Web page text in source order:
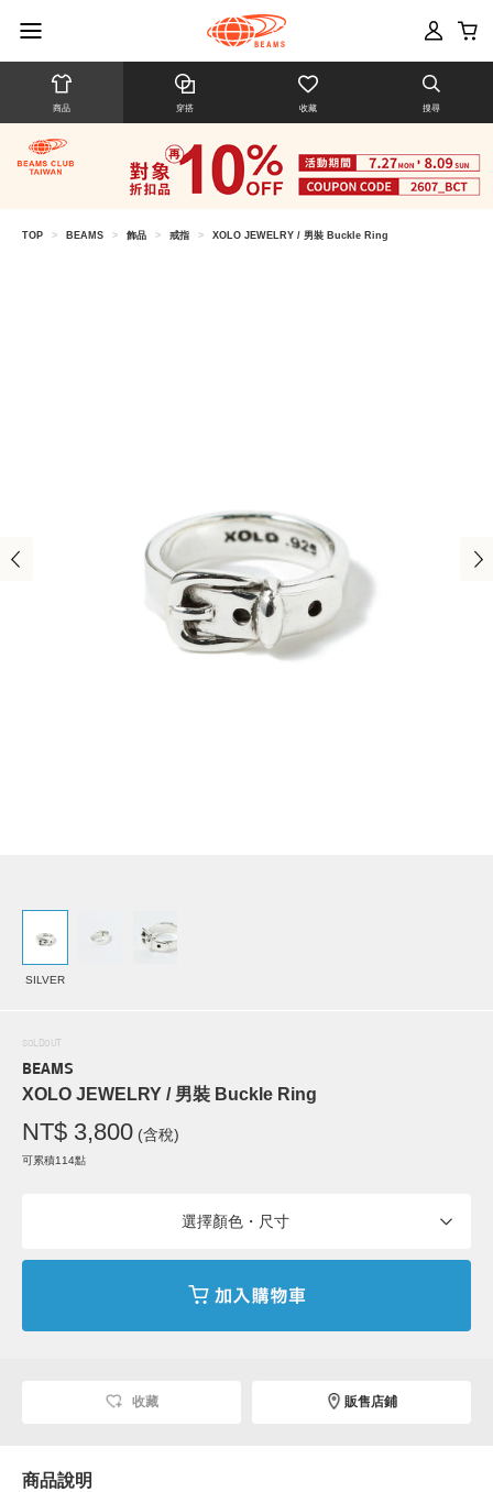
商品 穿搭 收藏 搜尋
TOP > BEAMS > 飾品 > 戒指 > XOLO JEWELRY / 男裝 Buckle Ring
SILVER
SOLDOUT
BEAMS
XOLO JEWELRY / 男裝 Buckle Ring
NT$ 3,800 (含稅)
可累積114點
選擇顏色・尺寸
收藏 販售店鋪
商品說明